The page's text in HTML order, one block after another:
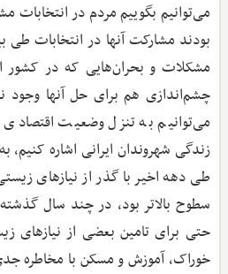
می‌توانیم بگوییم مردم در انتخابات
بودند مشارکت آنها در انتخابات
مشکلات و بحران‌هایی که در
چشم‌اندازی هم برای حل آنها وجود
می‌توانیم به تنزل وضعیت
زندگی شهروندان ایرانی اشاره
طی دهه اخیر با گذر از نیازهای
سطوح بالاتر بود، در چند سال
حتی برای تامین بعضی از نیازهای
خوراک، آموزش و مسکن با مخاطره